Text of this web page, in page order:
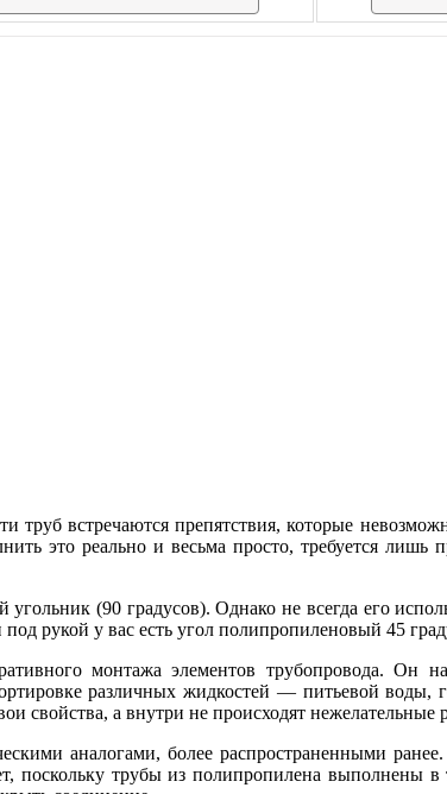
труб встречаются препятствия, которые
это реально и весьма просто, требуется лишь
(90 градусов). Однако не всегда его
рукой у вас есть угол полипропиленовый 45
монтажа элементов трубопровода. Он
различных жидкостей — питьевой воды,
свойства, а внутри не происходят нежелательные
аналогами, более распространенными
поскольку трубы из полипропилена выполнены